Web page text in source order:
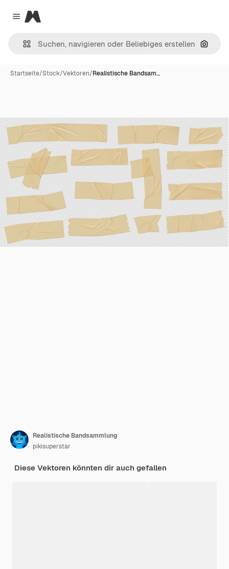
Close menu
Magnific
Nach
Startseite/Stock/Vektoren/Realistische Bandsam…
Realistische Bandsammlung
pikisuperstar
Diese Vektoren könnten dir auch gefallen